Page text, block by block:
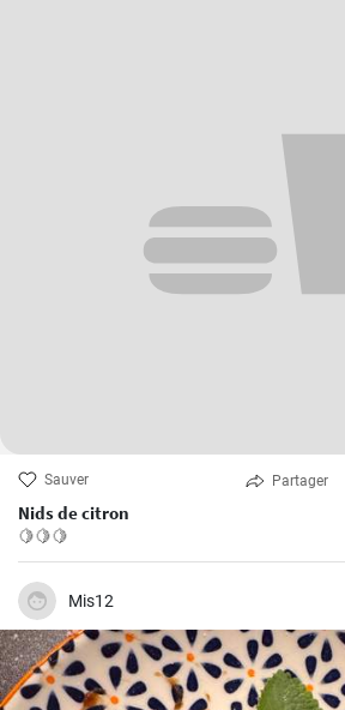
Sauver Partager
Nids de citron
🍋🍋🍋
Mis12